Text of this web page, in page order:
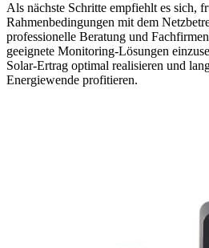
Als nächste Schritte empfiehlt es sich,
Rahmenbedingungen mit dem
professionelle Beratung und
geeignete Monitoring-Lösungen
Solar-Ertrag optimal realisieren und
Energiewende profitieren.